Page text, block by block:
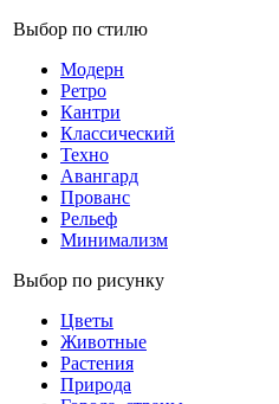
Выбор по стилю
Модерн
Ретро
Кантри
Классический
Техно
Авангард
Прованс
Рельеф
Минимализм
Выбор по рисунку
Цветы
Животные
Растения
Природа